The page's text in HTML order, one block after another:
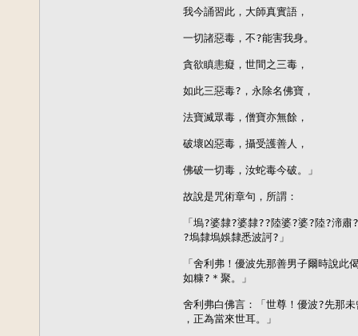
我今誦習此，大師真實語，
一切諸惡毒，不?能害我身。
貪欲瞋恚癡，世間之三毒，
如此三惡毒?，永除名佛寶，
法寶滅眾毒，僧寶亦無餘，
破壞凶惡毒，攝受護善人，
佛破一切毒，汝蛇毒今破。」
故說是咒術章句，所謂：
「塢?婆隸?婆隸??陸婆?婆?陸?渧
?塢隸塢娛隸悉波訶?」
「舍利弗！優波先那善男子爾時說
如糠?＊聚。」
舍利弗白佛言：「世尊！優波?先那
，正為當來世耳。」